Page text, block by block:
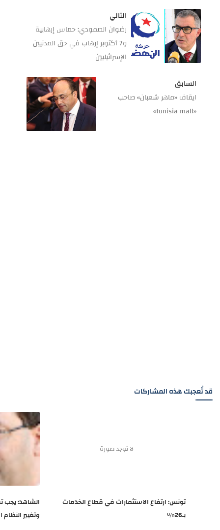
التالي
رضوان الصمودي: حماس إرهابية
و7 أكتوبر إرهاب في حق المدنيين
الإسرائيليين
السابق
ايقاف «ماهر شعبان» صاحب
«tunisia mall»
قد تُعجبك هذه المشاركات
تونس: ارتفاع الاستثمارات في قطاع الخدمات
بـ26%
وتغيير النظام